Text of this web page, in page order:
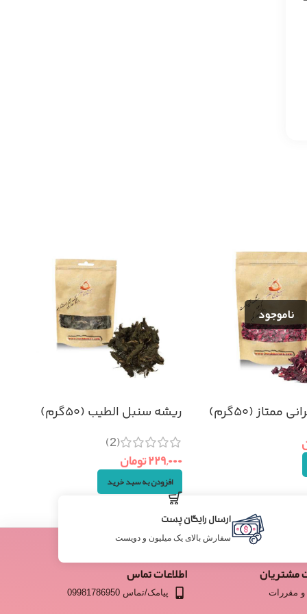
(۵۰گرم) ریشه سنبل الطیب (۵۰گرم)
(2)
۲۲۹,۰۰۰تومان
افزودن به سبد خرید
ارسال رایگان پست
سفارش بالای یک میلیون و دویست
مشتریان
مقررات
اطلاعات تماس
پیامک/تماس 09981786950